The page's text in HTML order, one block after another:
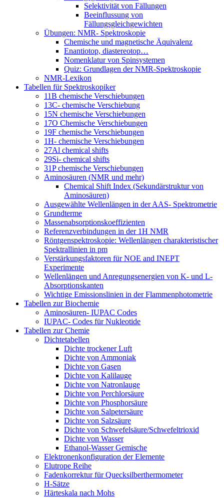
Selektivität von Fällungen
Beeinflussung von
Fällungsgleichgewichten
Übungen: NMR- Spektroskopie
Chemische und magnetische Äquivalenz
Enantiotop, diastereotop…
Nomenklatur von Spinsystemen
Quiz: Grundlagen der NMR-Spektroskopie
NMR-Lexikon
Tabellen für Spektroskopiker
11B chemische Verschiebungen
13C- chemische Verschiebung
15N chemische Verschiebungen
17O Chemische Verschiebungen
19F chemische Verschiebungen
1H- chemische Verschiebungen
27Al chemical shifts
29Si- chemical shifts
31P chemische Verschiebungen
Aminosäuren (NMR und mehr)
Chemical Shift Index (Sekundärstruktur von
Aminosäuren)
Ausgewählte Wellenlängen in der AAS- Spektrometrie
Grundterme
Massenabsorptionskoeffizienten
Referenzverbindungen in der 1H NMR
Röntgenspektroskopie: Wellenlängen charakteristischer
Spektrallinien in pm
Verstärkungsfaktoren für NOE and INEPT
Experimente
Wellenlängen und Anregungsenergien von K- und L-
Absorptionskanten
Wichtige Emissionslinien in der Flammenphotometrie
Tabellen zur Biochemie
Aminosäuren- IUPAC Codes
IUPAC- Codes für Nukleotide
Tabellen zur Chemie
Dichtetabellen
Dichte trockener Luft
Dichte von Ammoniak
Dichte von Gasen
Dichte von Kalilauge
Dichte von Natronlauge
Dichte von Perchlorsäure
Dichte von Phosphorsäure
Dichte von Salpetersäure
Dichte von Salzsäure
Dichte von Schwefelsäure/Schwefeltrioxid
Dichte von Wasser
Ethanol-Wasser Gemische
Elektronenkonfiguration der Elemente
Elutrope Reihe
Fadenkorrektur für Quecksilberthermometer
H-Sätze
Härteskala nach Mohs